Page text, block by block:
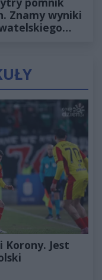
Znamy wyniki
Korony. Jest